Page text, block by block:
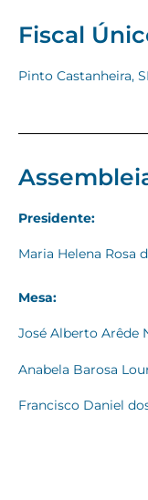
Fiscal
Pinto Castanheira,
Presidente:
Maria Helena Rosa
Mesa:
José Alberto Arêde
Anabela Barosa
Francisco Daniel